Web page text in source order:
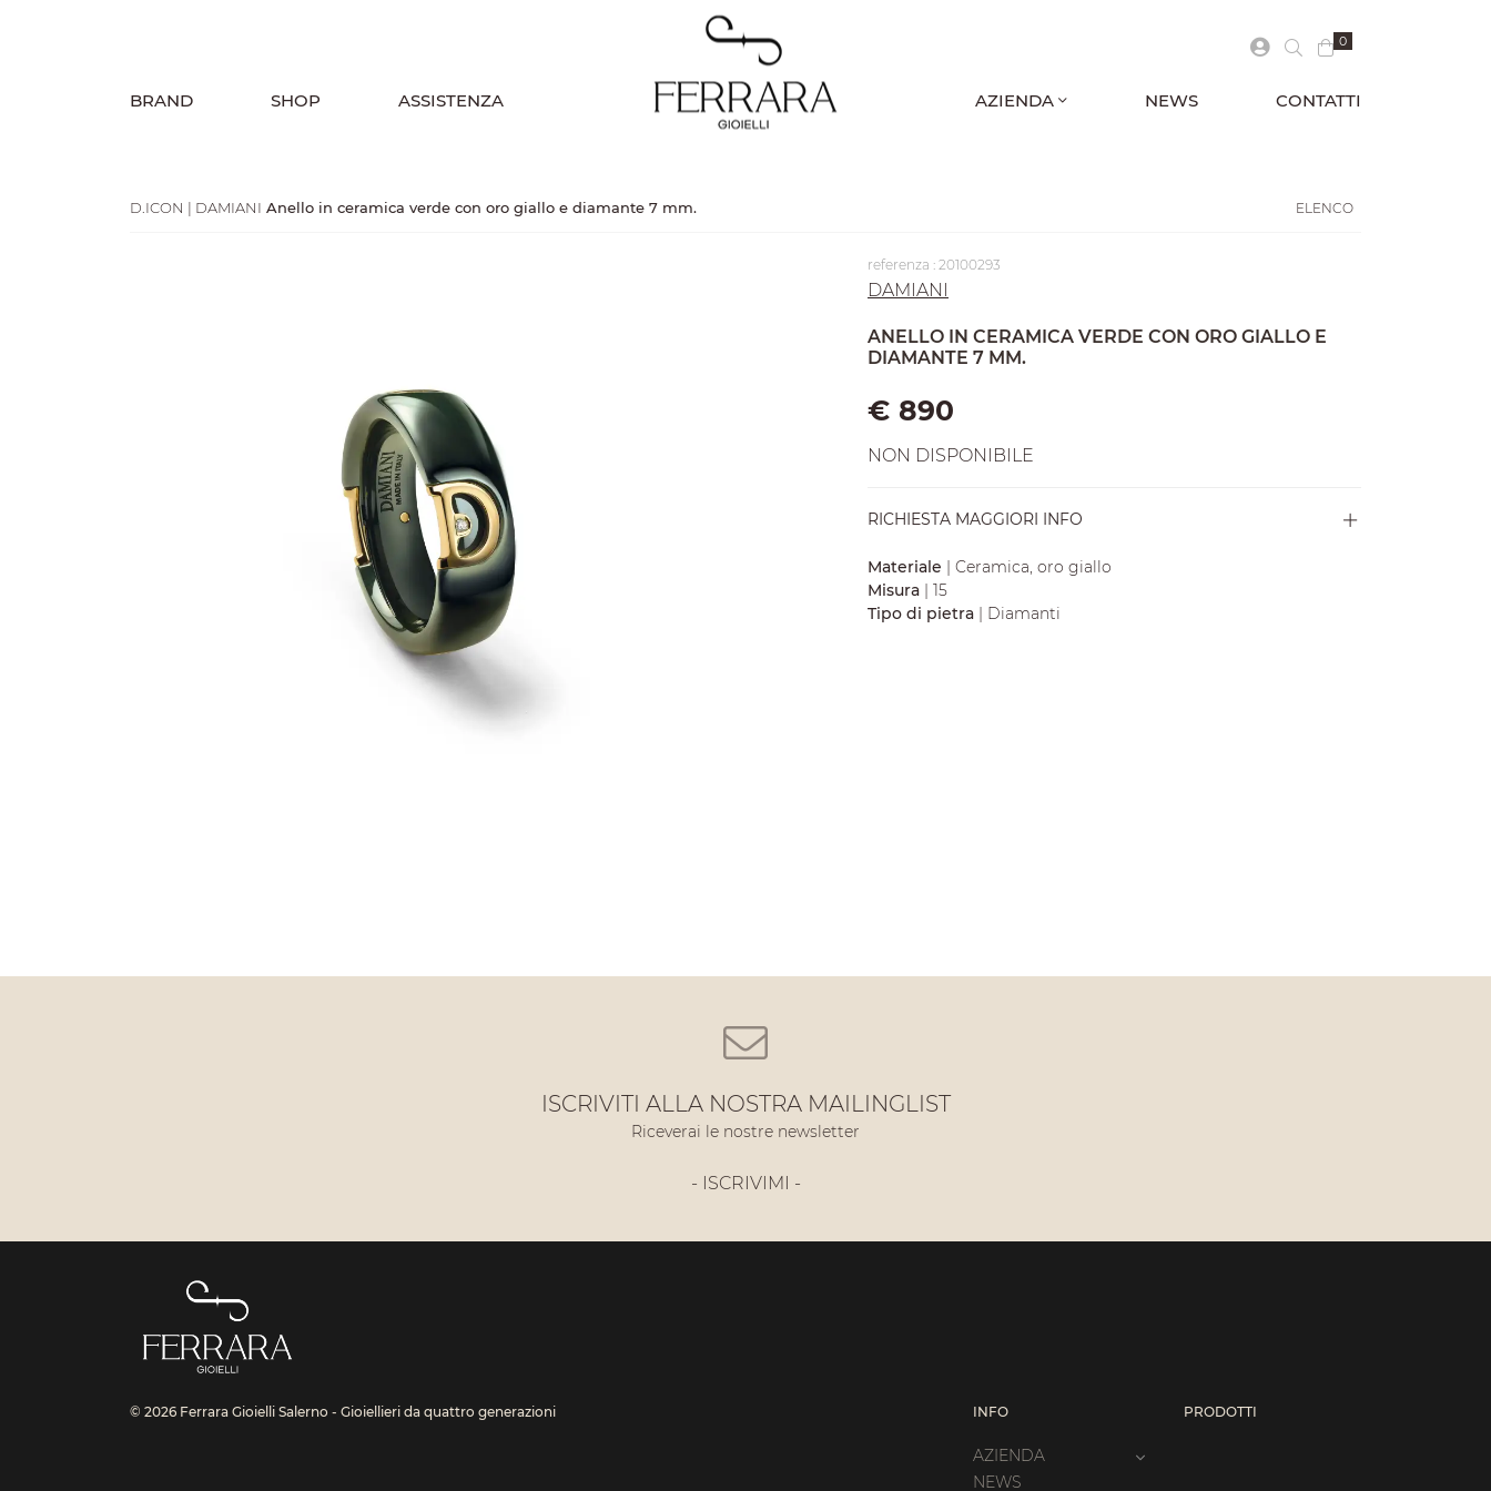
BRAND SHOP ASSISTENZA AZIENDA NEWS CONTATTI
0
D.ICON | DAMIANI Anello in ceramica verde con oro giallo e diamante 7 mm. ELENCO
referenza : 20100293
DAMIANI
ANELLO IN CERAMICA VERDE CON ORO GIALLO E
DIAMANTE 7 MM.
€ 890
NON DISPONIBILE
RICHIESTA MAGGIORI INFO
Materiale | Ceramica, oro giallo
Misura | 15
Tipo di pietra | Diamanti
ISCRIVITI ALLA NOSTRA MAILINGLIST
Riceverai le nostre newsletter
- ISCRIVIMI -
© 2026 Ferrara Gioielli Salerno - Gioiellieri da quattro generazioni INFO
AZIENDA
NEWS
PRODOTTI